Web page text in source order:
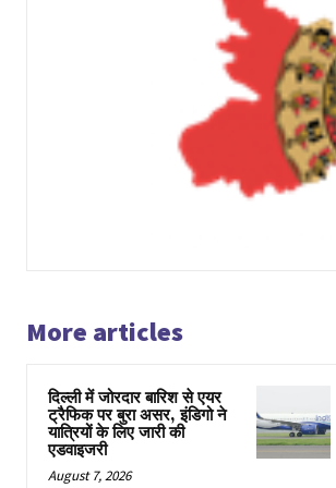
More articles
दिल्ली में जोरदार बारिश से एयर
ट्रैफिक पर बुरा असर, इंडिगो ने
यात्रियों के लिए जारी की
एडवाइजरी
August 7, 2026